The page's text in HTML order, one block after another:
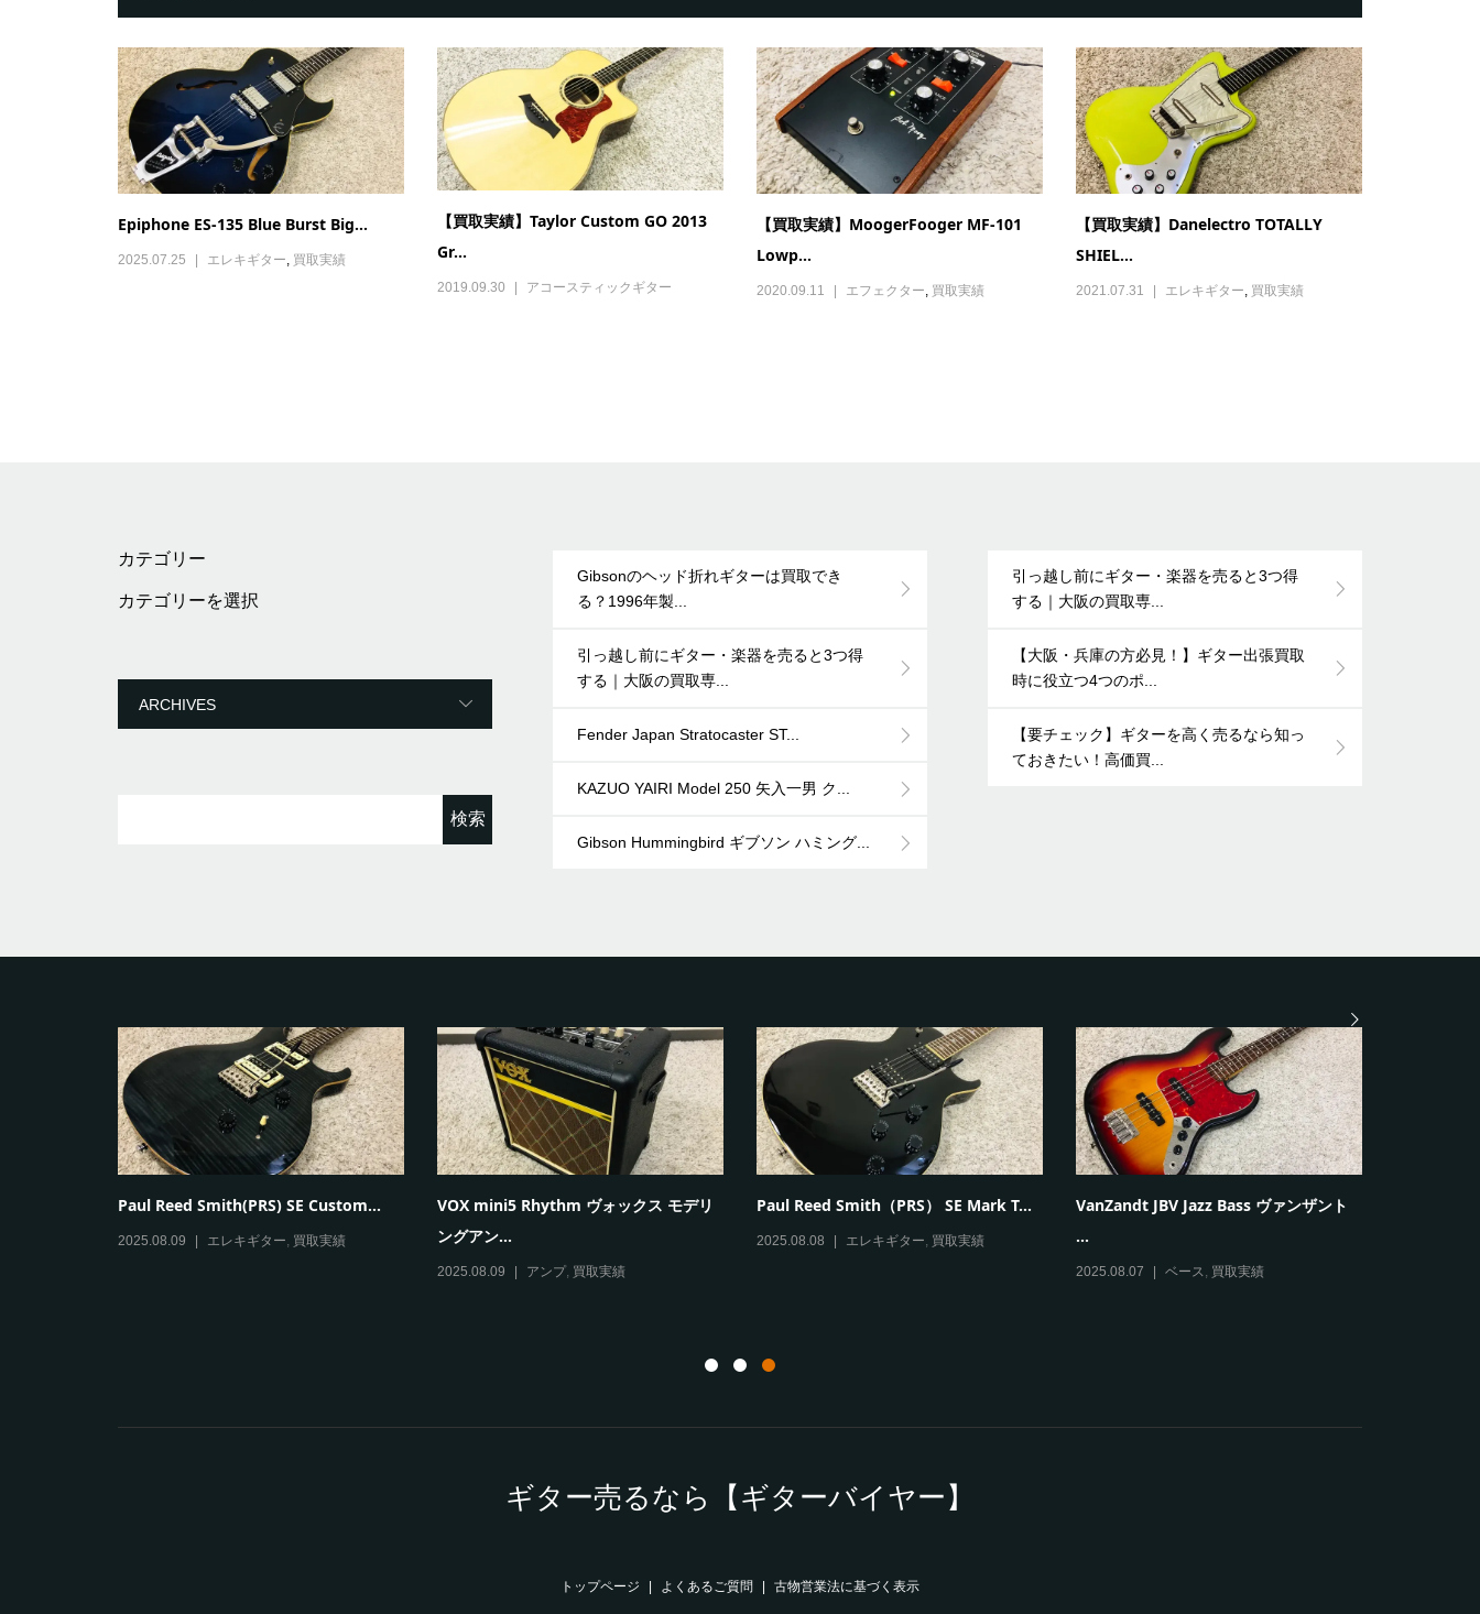
Epiphone ES-135 Blue Burst Big...
2025.07.25 エレキギター, 買取実績
【買取実績】Taylor Custom GO 2013
Gr...
2019.09.30 アコースティックギター
【買取実績】MoogerFooger MF-101
Lowp...
2020.09.11 エフェクター, 買取実績
【買取実績】Danelectro TOTALLY
SHIEL...
2021.07.31 エレキギター, 買取実績
カテゴリー
カ
テ
Gibsonのヘッド折れギターは買取でき
る？1996年製...
引っ越し前にギター・楽器を売ると3つ得
する｜大阪の買取専...
Fender Japan Stratocaster ST...
KAZUO YAIRI Model 250 矢入一男 ク...
Gibson Hummingbird ギブソン ハミング...
引っ越し前にギター・楽器を売ると3つ得
する｜大阪の買取専...
【大阪・兵庫の方必見！】ギター出張買取
時に役立つ4つのポ...
【要チェック】ギターを高く売るなら知っ
ておきたい！高価買...
Paul Reed Smith(PRS) SE Custom...
2025.08.09 エレキギター 買取実績
VOX mini5 Rhythm ヴォックス モデリ
ングアン...
2025.08.09 アンプ, 買取実績
Paul Reed Smith（PRS） SE Mark T...
2025.08.08 エレキギター 買取実績
VanZandt JBV Jazz Bass ヴァンザント
...
2025.08.07 ベース 買取実績
ギター売るなら【ギターバイヤー】
トップページ よくあるご質問 古物営業法に基づく表示